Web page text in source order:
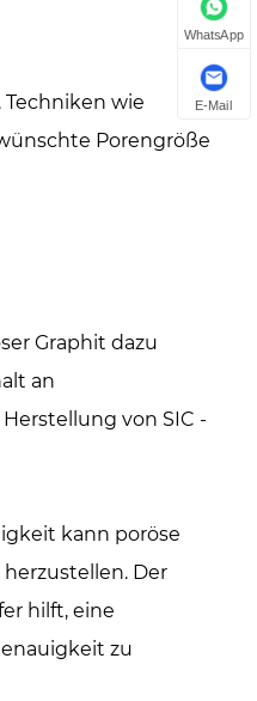
wie
Porengröße
Graphit dazu
an
von SIC -
kann poröse
Der
hilft, eine
zu
WhatsApp
E-Mail